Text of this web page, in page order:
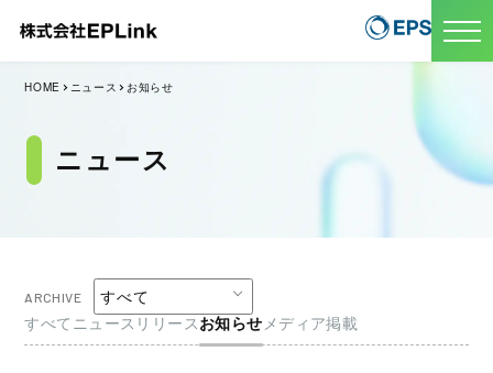
HOME ニュース お知らせ
ニュース
すべて ニュースリリースお知らせメディア掲載
ARCHIVE